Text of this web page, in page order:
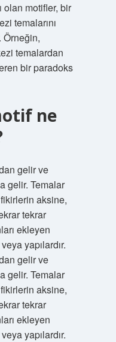
olan motifler, bir
temalarını
Örneğin,
temalardan
bir paradoks
ne
gelir ve
gelir. Temalar
aksine,
tekrar
ekleyen
yapılardır.
gelir ve
gelir. Temalar
aksine,
tekrar
ekleyen
yapılardır.